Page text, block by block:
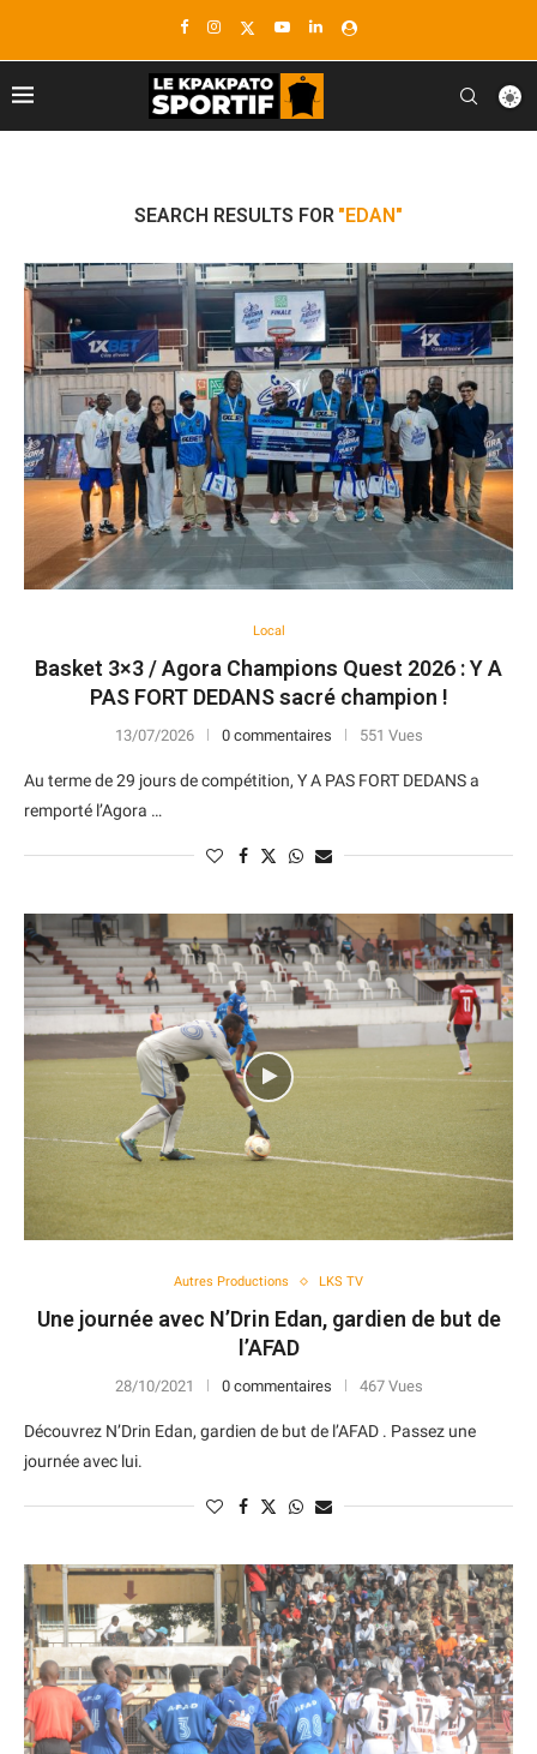
SEARCH RESULTS FOR "EDAN"
Local
Basket 3×3 / Agora Champions Quest 2026 : Y A
PAS FORT DEDANS sacré champion !
13/07/2026 0 commentaires 551 Vues
Au terme de 29 jours de compétition, Y A PAS FORT DEDANS a
remporté l’Agora …
Autres Productions LKS TV
Une journée avec N’Drin Edan, gardien de but de
l’AFAD
28/10/2021 0 commentaires 467 Vues
Découvrez N’Drin Edan, gardien de but de l’AFAD . Passez une
journée avec lui.